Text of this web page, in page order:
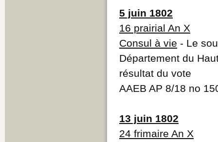
5 juin 1802
16 prairial An X
Consul à vie - Le
Département du
résultat du vote
AAEB AP 8/18 no
13 juin 1802
24 frimaire An X